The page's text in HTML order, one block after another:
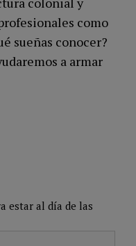
como
sueñas conocer?
a armar
estar al día de las